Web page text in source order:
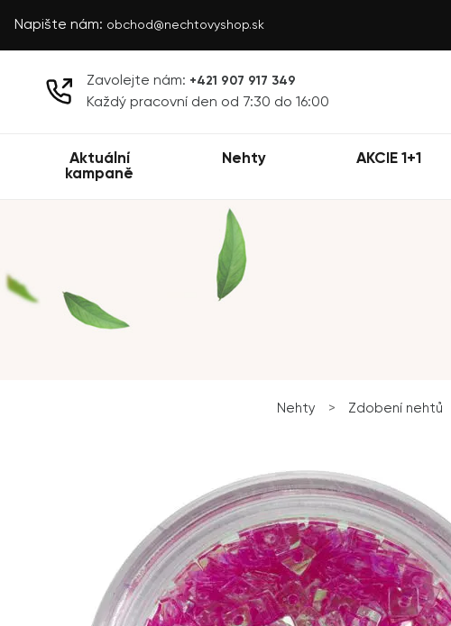
Napište nám: obchod@nechtovyshop.sk
Zavolejte nám: +421 907 917 349
Každý pracovní den od 7:30 do 16:00
Aktuální
kampaně
Nehty AKCIE 1+1
Nehty > Zdobení nehtů